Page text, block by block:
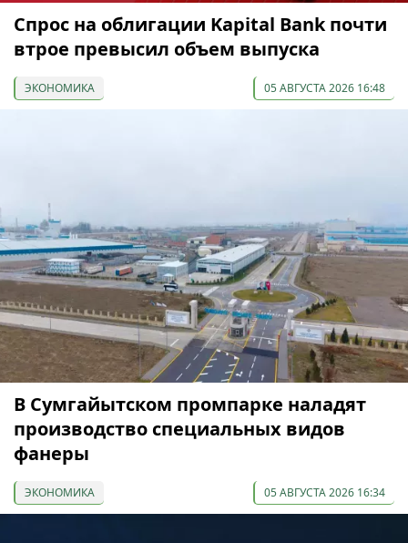
Спрос на облигации Kapital Bank почти
втрое превысил объем выпуска
ЭКОНОМИКА 05 АВГУСТА 2026 16:48
В Сумгайытском промпарке наладят
производство специальных видов
фанеры
ЭКОНОМИКА 05 АВГУСТА 2026 16:34